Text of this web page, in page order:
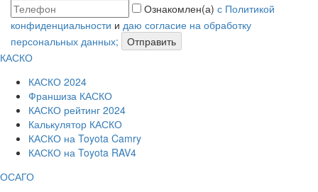
Ознакомлен(а) с Политикой
конфиденциальности и даю согласие на обработку
персональных данных;
Отправить
КАСКО
КАСКО 2024
Франшиза КАСКО
КАСКО рейтинг 2024
Калькулятор КАСКО
КАСКО на Toyota Camry
КАСКО на Toyota RAV4
ОСАГО